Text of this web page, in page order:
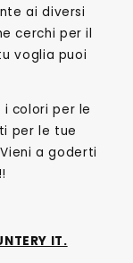
ai diversi
cerchi per il
voglia puoi
colori per le
per le tue
Vieni a goderti
IT.